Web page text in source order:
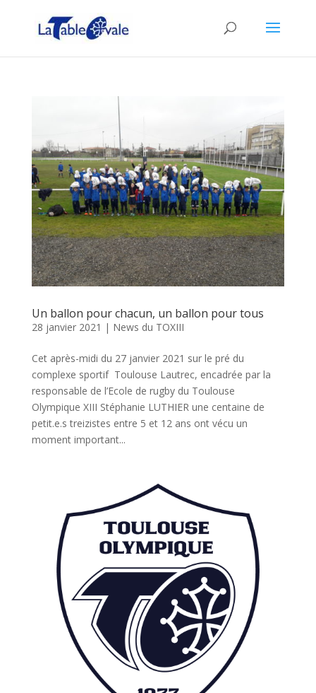
Un ballon pour chacun, un ballon pour tous
28 janvier 2021 | News du TOXIII
Cet après-midi du 27 janvier 2021 sur le pré du
complexe sportif Toulouse Lautrec, encadrée par la
responsable de l’Ecole de rugby du Toulouse
Olympique XIII Stéphanie LUTHIER une centaine de
petit.e.s treizistes entre 5 et 12 ans ont vécu un
moment important...